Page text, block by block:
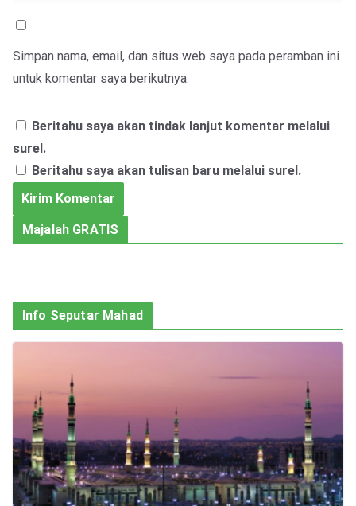
Simpan nama, email, dan situs web saya pada peramban ini
untuk komentar saya berikutnya.
Beritahu saya akan tindak lanjut komentar melalui
surel.
Beritahu saya akan tulisan baru melalui surel.
Majalah GRATIS
Info Seputar Mahad